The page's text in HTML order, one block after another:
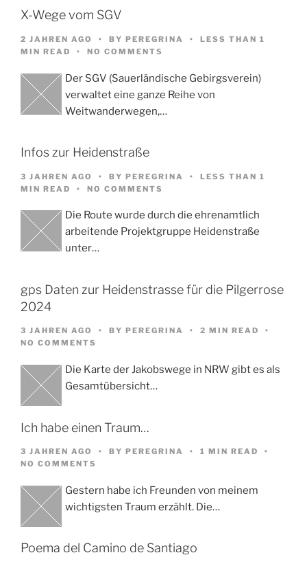
X-Wege vom SGV
2 JAHREN AGO BY PEREGRINA
LESS THAN 1
MIN READ
NO COMMENTS
Der SGV (Sauerländische Gebirgsverein)
verwaltet eine ganze Reihe von
Weitwanderwegen,…
Infos zur Heidenstraße
3 JAHREN AGO BY PEREGRINA
LESS THAN 1
MIN READ
NO COMMENTS
Die Route wurde durch die ehrenamtlich
arbeitende Projektgruppe Heidenstraße
unter…
gps Daten zur Heidenstrasse für die Pilgerrose
2024
3 JAHREN AGO BY PEREGRINA
2 MIN READ
NO COMMENTS
Die Karte der Jakobswege in NRW gibt es als
Gesamtübersicht…
Ich habe einen Traum…
3 JAHREN AGO BY PEREGRINA
1 MIN READ
NO COMMENTS
Gestern habe ich Freunden von meinem
wichtigsten Traum erzählt. Die…
Poema del Camino de Santiago